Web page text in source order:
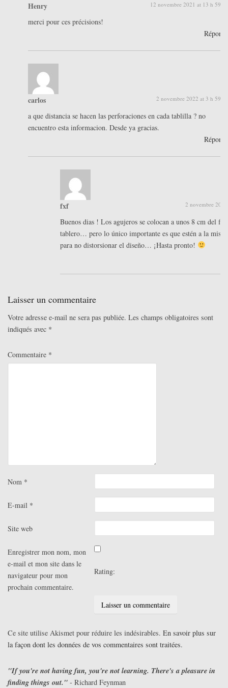
Henry 12 novembre 2021 at 13 h 59
merci pour ces précisions!
carlos 2 novembre 2022 at 3 h 59
a que distancia se hacen las perforaciones en cada tablilla ? no
encuentro esta informacion. Desde ya gracias.
fxf 2 novembre
Buenos dias ! Los agujeros se colocan a unos 8 cm del
tablero… pero lo único importante es que estén a la
para no distorsionar el diseño… ¡Hasta pronto!
Laisser un commentaire
Votre adresse e-mail ne sera pas publiée. Les champs obligatoires sont
indiqués avec *
Commentaire *
Nom *
E-mail *
Site web
Enregistrer mon nom, mon
e-mail et mon site dans le
navigateur pour mon
prochain commentaire.
Rating:
Ce site utilise Akismet pour réduire les indésirables. En savoir plus sur
la façon dont les données de vos commentaires sont traitées.
"If you're not having fun, you're not learning. There's a pleasure in
finding things out." - Richard Feynman